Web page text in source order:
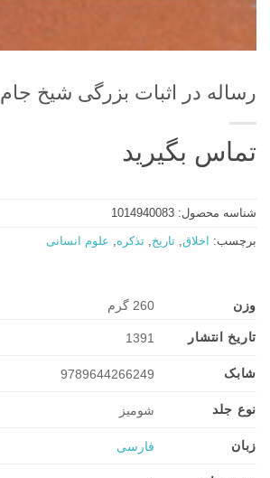
رساله در اثبات بزرگی شیخ جام
تماس بگیرید
شناسه محصول: 1014940083
برچسب: اخلاق تاریخ تذکره علوم انسانی
وزن 260 گرم
تاریخ انتشار 1391
شابک 9789644266249
نوع جلد شومیز
زبان فارسی